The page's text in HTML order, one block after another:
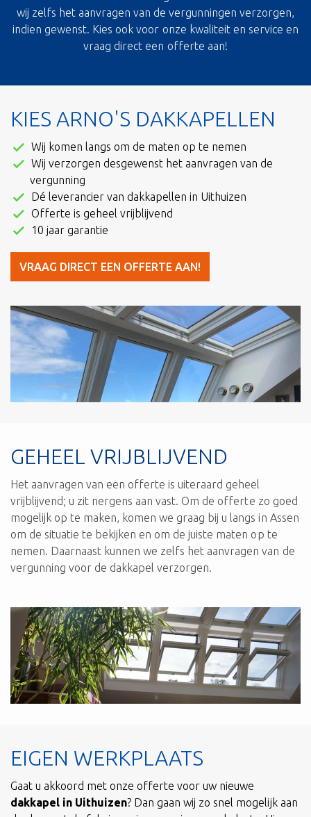
wij zelfs het aanvragen van de vergunningen verzorgen,
indien gewenst. Kies ook voor onze kwaliteit en service en
vraag direct een offerte aan!
KIES ARNO'S DAKKAPELLEN
Wij komen langs om de maten op te nemen
Wij verzorgen desgewenst het aanvragen van de
vergunning
Dé leverancier van dakkapellen in Uithuizen
Offerte is geheel vrijblijvend
10 jaar garantie
VRAAG DIRECT EEN OFFERTE AAN!
GEHEEL VRIJBLIJVEND
Het aanvragen van een offerte is uiteraard geheel
vrijblijvend; u zit nergens aan vast. Om de offerte zo goed
mogelijk op te maken, komen we graag bij u langs in Assen
om de situatie te bekijken en om de juiste maten op te
nemen. Daarnaast kunnen we zelfs het aanvragen van de
vergunning voor de dakkapel verzorgen.
EIGEN WERKPLAATS
Gaat u akkoord met onze offerte voor uw nieuwe
dakkapel in Uithuizen? Dan gaan wij zo snel mogelijk aan